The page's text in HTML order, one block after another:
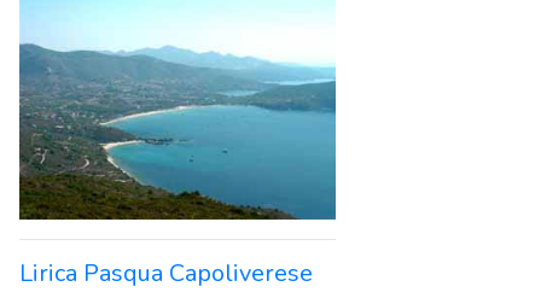
Lirica Pasqua Capoliverese